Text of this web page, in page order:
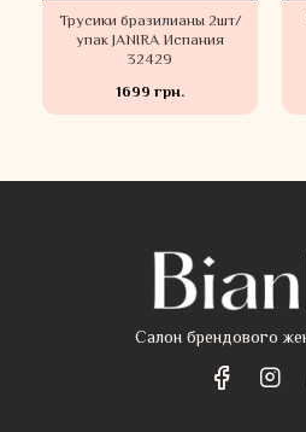
Трусики бразилианы 2шт/
упак JANIRA Испания
32429
1699 грн.
Салон брендового